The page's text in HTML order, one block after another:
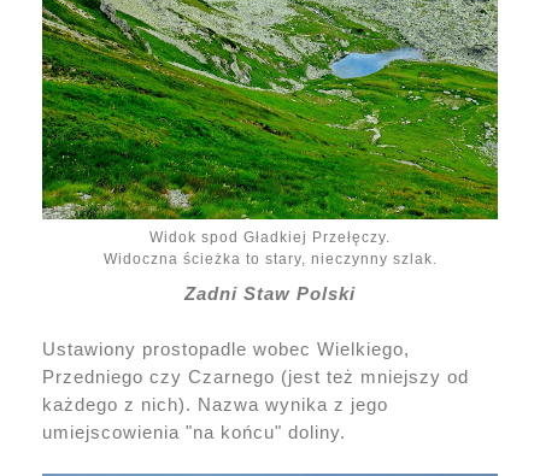
Widok spod Gładkiej Przełęczy.
Widoczna ścieżka to stary, nieczynny szlak.
Zadni Staw Polski
Ustawiony prostopadle wobec Wielkiego,
Przedniego czy Czarnego (jest też mniejszy od
każdego z nich). Nazwa wynika z jego
umiejscowienia "na końcu" doliny.